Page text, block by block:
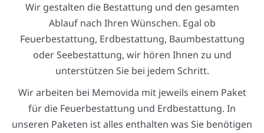
Wir gestalten die Bestattung und den gesamten
Ablauf nach Ihren Wünschen. Egal ob
Feuerbestattung, Erdbestattung, Baumbestattung
oder Seebestattung, wir hören Ihnen zu und
unterstützen Sie bei jedem Schritt.
Wir arbeiten bei Memovida mit jeweils einem Paket
für die Feuerbestattung und Erdbestattung. In
unseren Paketen ist alles enthalten was Sie benötigen